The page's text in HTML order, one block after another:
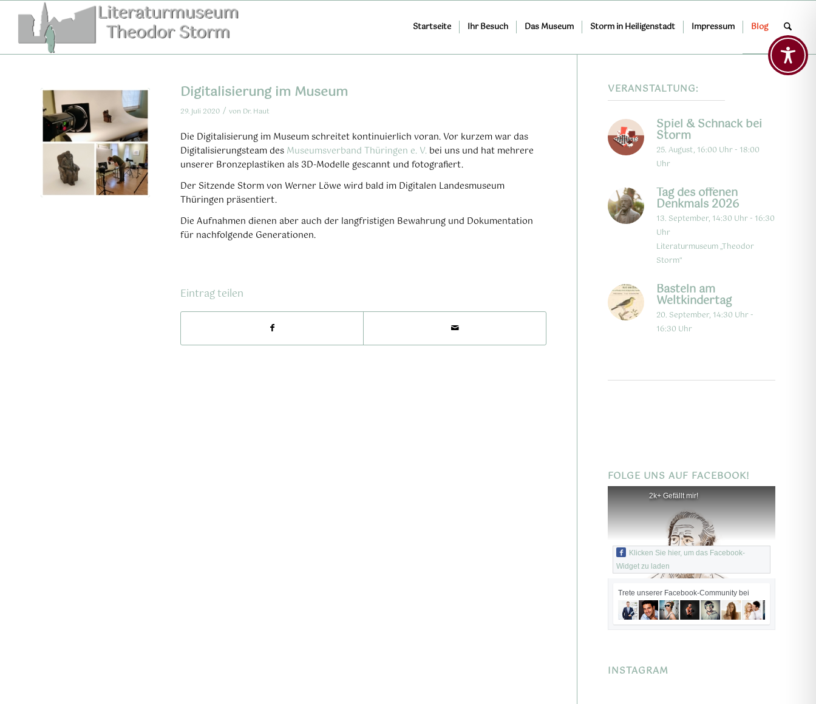
springen
Startseite Ihr Besuch Das Museum Storm in Heiligenstadt Impressum Blog
Digitalisierung im Museum
29. Juli 2020 / von Dr. Haut
Die Digitalisierung im Museum schreitet kontinuierlich voran. Vor kurzem war das
Digitalisierungsteam des Museumsverband Thüringen e. V. bei uns und hat mehrere
unserer Bronzeplastiken als 3D-Modelle gescannt und fotografiert.
Der Sitzende Storm von Werner Löwe wird bald im Digitalen Landesmuseum
Thüringen präsentiert.
Die Aufnahmen dienen aber auch der langfristigen Bewahrung und Dokumentation
für nachfolgende Generationen.
Eintrag teilen
VERANSTALTUNG:
Spiel & Schnack bei
Storm
25. August, 16:00 Uhr - 18:00
Uhr
Tag des offenen
Denkmals 2026
13. September, 14:30 Uhr - 16:30
Uhr
Literaturmuseum „Theodor
Storm“
Basteln am
Weltkindertag
20. September, 14:30 Uhr -
16:30 Uhr
FOLGE UNS AUF FACEBOOK!
2k+ Gefällt mir!
Klicken Sie hier, um das Facebook-
Widget zu laden
Trete unserer Facebook-Community bei
INSTAGRAM